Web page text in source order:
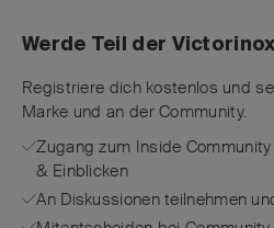
Werde Teil der
Registriere dich kostenlos und
Marke und an der Community.
Zugang zum Inside
& Einblicken
An Diskussionen teilnehmen